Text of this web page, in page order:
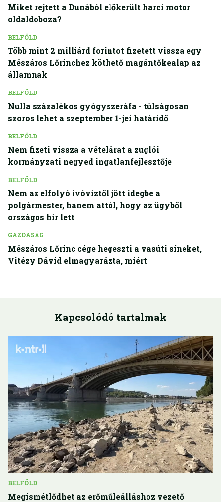
Miket rejtett a Dunából előkerült harci motor
oldaldoboza?
BELFÖLD
Több mint 2 milliárd forintot fizetett vissza egy
Mészáros Lőrinchez köthető magántőkealap az
államnak
BELFÖLD
Nulla százalékos gyógyszeráfa - túlságosan
szoros lehet a szeptember 1-jei határidő
BELFÖLD
Nem fizeti vissza a vételárat a zuglói
kormányzati negyed ingatlanfejlesztője
BELFÖLD
Nem az elfolyó ivóvíztől jött idegbe a
polgármester, hanem attól, hogy az ügyből
országos hír lett
GAZDASÁG
Mészáros Lőrinc cége hegeszti a vasúti síneket,
Vitézy Dávid elmagyarázta, miért
Kapcsolódó tartalmak
BELFÖLD
Megismétlődhet az erőműleálláshoz vezető